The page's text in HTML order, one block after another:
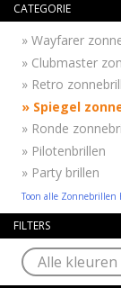
CATEGORIE
» Wayfarer
» Clubmaster
» Retro
» Spiegel
» Ronde
» Pilotenbrillen
» Party brillen
Toon alle Zonnebrillen
FILTERS